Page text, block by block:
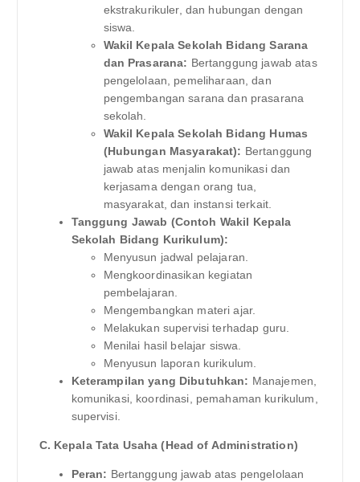
ekstrakurikuler, dan hubungan dengan
siswa.
Wakil Kepala Sekolah Bidang Sarana
dan Prasarana: Bertanggung jawab atas
pengelolaan, pemeliharaan, dan
pengembangan sarana dan prasarana
sekolah.
Wakil Kepala Sekolah Bidang Humas
(Hubungan Masyarakat): Bertanggung
jawab atas menjalin komunikasi dan
kerjasama dengan orang tua,
masyarakat, dan instansi terkait.
Tanggung Jawab (Contoh Wakil Kepala
Sekolah Bidang Kurikulum):
Menyusun jadwal pelajaran.
Mengkoordinasikan kegiatan
pembelajaran.
Mengembangkan materi ajar.
Melakukan supervisi terhadap guru.
Menilai hasil belajar siswa.
Menyusun laporan kurikulum.
Keterampilan yang Dibutuhkan: Manajemen,
komunikasi, koordinasi, pemahaman kurikulum,
supervisi.
C. Kepala Tata Usaha (Head of Administration)
Peran: Bertanggung jawab atas pengelolaan